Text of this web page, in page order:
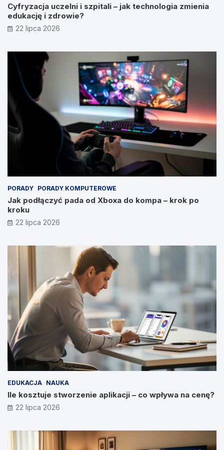
Cyfryzacja uczelni i szpitali – jak technologia zmienia
edukację i zdrowie?
22 lipca 2026
PORADY PORADY KOMPUTEROWE
Jak podłączyć pada od Xboxa do kompa – krok po
kroku
22 lipca 2026
EDUKACJA NAUKA
Ile kosztuje stworzenie aplikacji – co wpływa na cenę?
22 lipca 2026